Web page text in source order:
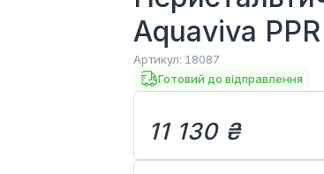
Aquaviva
Артикул: 18087
Готовий до відправлення
11 130 ₴